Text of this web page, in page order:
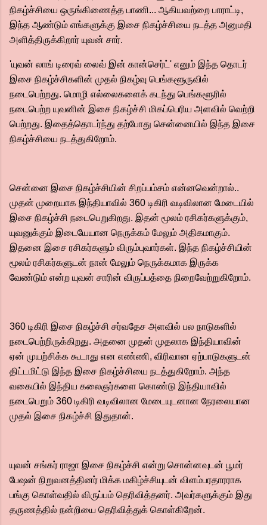
நிகழ்ச்சியை ஒருங்கிணைத்த பாணி... ஆகியவற்றை பாராட்டி,
இந்த ஆண்டும் எங்களுக்கு இசை நிகழ்ச்சியை நடத்த அனுமதி
அளித்திருக்கிறார் யுவன் சார்.
'யுவன் லாங் டிரைவ் லைவ் இன் கான்செர்ட்' எனும் இந்த தொடர்
இசை நிகழ்ச்சிகளின் முதல் நிகழ்வு பெங்களூருவில்
நடைபெற்றது. மொழி எல்லைகளைக் கடந்து பெங்களூரில்
நடைபெற்ற யுவனின் இசை நிகழ்ச்சி மிகப்பெரிய அளவில் வெற்றி
பெற்றது. இதைத்தொடர்ந்து தற்போது சென்னையில் இந்த இசை
நிகழ்ச்சியை நடத்துகிறோம்.
சென்னை இசை நிகழ்ச்சியின் சிறப்பம்சம் என்னவென்றால்..
முதன் முறையாக இந்தியாவில் 360 டிகிரி வடிவிலான மேடையில்
இசை நிகழ்ச்சி நடைபெறுகிறது. இதன் மூலம் ரசிகர்களுக்கும்,
யுவனுக்கும் இடையேயான நெருக்கம் மேலும் அதிகமாகும்.
இதனை இசை ரசிகர்களும் விரும்புவார்கள். இந்த நிகழ்ச்சியின்
மூலம் ரசிகர்களுடன் நான் மேலும் நெருக்கமாக இருக்க
வேண்டும் என்ற யுவன் சாரின் விருப்பத்தை நிறைவேற்றுகிறோம்.
360 டிகிரி இசை நிகழ்ச்சி சர்வதேச அளவில் பல நாடுகளில்
நடைபெற்றிருக்கிறது. அதனை முதன் முதலாக இந்தியாவின்
ஏன் முயற்சிக்க கூடாது என எண்ணி, விரிவான ஏற்பாடுகளுடன்
திட்டமிட்டு இந்த இசை நிகழ்ச்சியை நடத்துகிறோம். அந்த
வகையில் இந்திய கலைஞர்களை கொண்டு இந்தியாவில்
நடைபெறும் 360 டிகிரி வடிவிலான மேடையுடனான நேரலையான
முதல் இசை நிகழ்ச்சி இதுதான்.
யுவன் சங்கர் ராஜா இசை நிகழ்ச்சி என்று சொன்னவுடன் பூமர்
பேஷன் நிறுவனத்தினர் மிக்க மகிழ்ச்சியுடன் விளம்பரதாரராக
பங்கு கொள்வதில் விருப்பம் தெரிவித்தனர். அவர்களுக்கும் இது
தருணத்தில் நன்றியை தெரிவித்துக் கொள்கிறேன்.